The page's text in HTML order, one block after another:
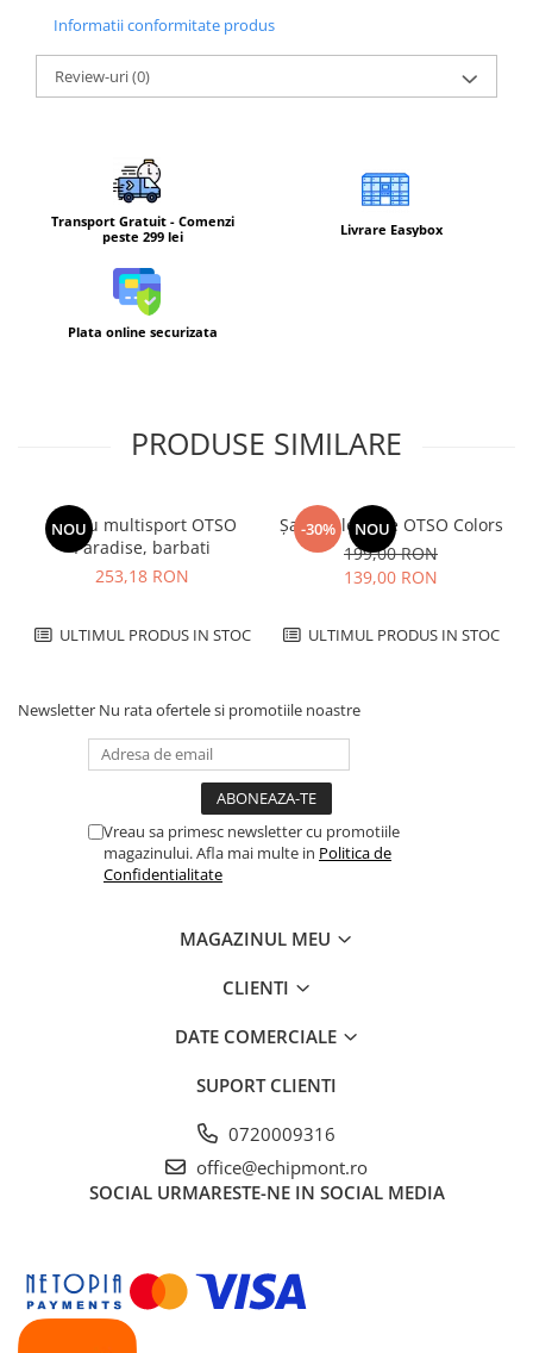
Informatii conformitate produs
Review-uri(0)
Transport Gratuit - Comenzi
peste 299 lei
Livrare Easybox
Plata online securizata
PRODUSE SIMILARE
NOU
Tricou multisport OTSO
Paradise, barbati
253,18 RON
ULTIMUL PRODUS IN STOC
-30% NOU
Șapcă alergare OTSO Colors
199,00 RON
139,00 RON
ULTIMUL PRODUS IN STOC
Newsletter Nu rata ofertele si promotiile noastre
Vreau sa primesc newsletter cu promotiile
magazinului. Afla mai multe in Politica de
Confidentialitate
MAGAZINUL MEU
CLIENTI
DATE COMERCIALE
SUPORT CLIENTI
0720009316
office@echipmont.ro
SOCIAL URMARESTE-NE IN SOCIAL MEDIA